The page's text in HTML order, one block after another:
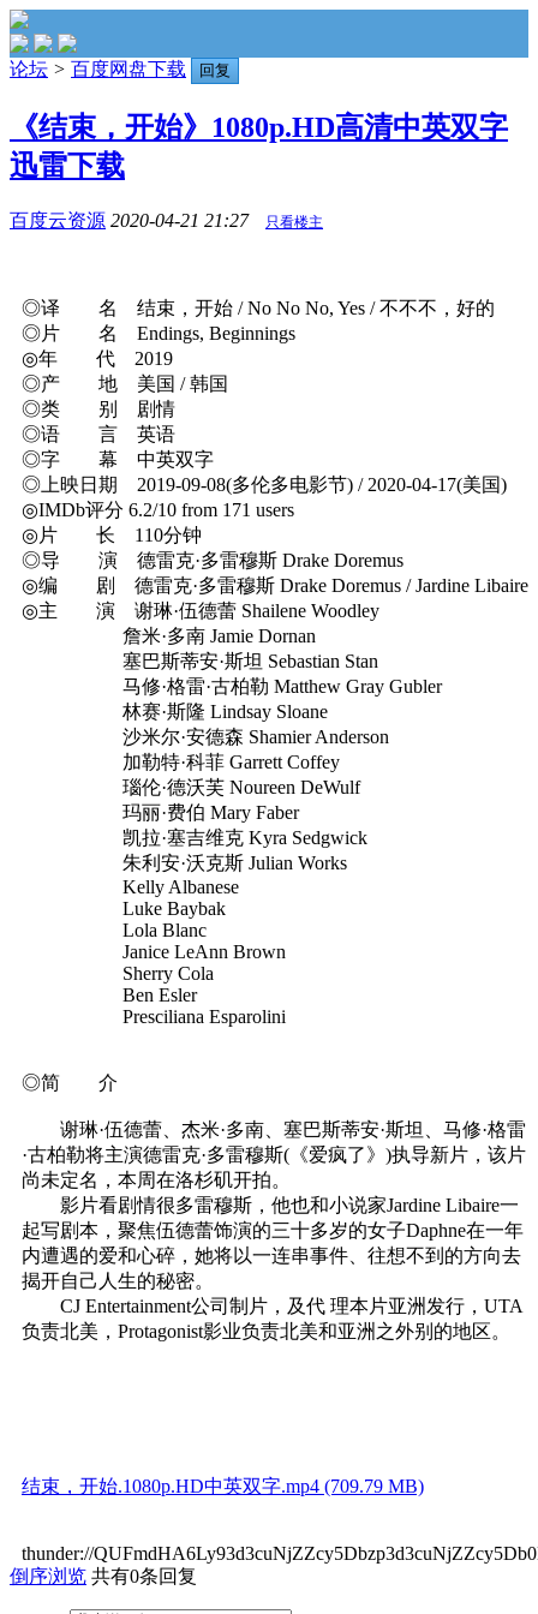
论坛 > 百度网盘下载 回复
《结束，开始》1080p.HD高清中英双字
迅雷下载
百度云资源 2020-04-21 21:27 只看楼主
◎译 名 结束，开始 / No No No, Yes / 不不不，好的
◎片 名 Endings, Beginnings
◎年 代 2019
◎产 地 美国 / 韩国
◎类 别 剧情
◎语 言 英语
◎字 幕 中英双字
◎上映日期 2019-09-08(多伦多电影节) / 2020-04-17(美国)
◎IMDb评分 6.2/10 from 171 users
◎片 长 110分钟
◎导 演 德雷克·多雷穆斯 Drake Doremus
◎编 剧 德雷克·多雷穆斯 Drake Doremus / Jardine Libaire
◎主 演 谢琳·伍德蕾 Shailene Woodley
詹米·多南 Jamie Dornan
塞巴斯蒂安·斯坦 Sebastian Stan
马修·格雷·古柏勒 Matthew Gray Gubler
林赛·斯隆 Lindsay Sloane
沙米尔·安德森 Shamier Anderson
加勒特·科菲 Garrett Coffey
瑙伦·德沃芙 Noureen DeWulf
玛丽·费伯 Mary Faber
凯拉·塞吉维克 Kyra Sedgwick
朱利安·沃克斯 Julian Works
Kelly Albanese
Luke Baybak
Lola Blanc
Janice LeAnn Brown
Sherry Cola
Ben Esler
Presciliana Esparolini
◎简 介
谢琳·伍德蕾、杰米·多南、塞巴斯蒂安·斯坦、马修·格雷
·古柏勒将主演德雷克·多雷穆斯(《爱疯了》)执导新片，该片
尚未定名，本周在洛杉矶开拍。
影片看剧情很多雷穆斯，他也和小说家Jardine Libaire一
起写剧本，聚焦伍德蕾饰演的三十多岁的女子Daphne在一年
内遭遇的爱和心碎，她将以一连串事件、往想不到的方向去
揭开自己人生的秘密。
CJ Entertainment公司制片，及代 理本片亚洲发行，UTA
负责北美，Protagonist影业负责北美和亚洲之外别的地区。
结束，开始.1080p.HD中英双字.mp4 (709.79 MB)
thunder://
倒序浏览 共有0条回复